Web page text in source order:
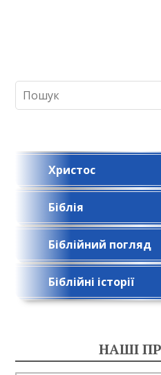
Христос
Біблія
Біблійний погляд
Біблійні історії
НАШІ